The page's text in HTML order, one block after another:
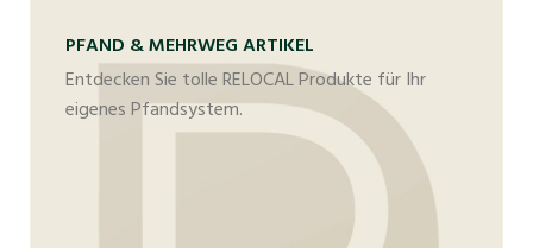
PFAND & MEHRWEG ARTIKEL
Entdecken Sie tolle RELOCAL Produkte für Ihr
eigenes Pfandsystem.